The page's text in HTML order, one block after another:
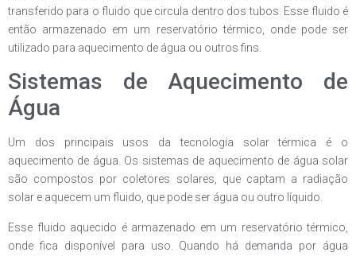
transferido para o fluido que circula dentro dos tubos. Esse fluido é
então armazenado em um reservatório térmico, onde pode ser
utilizado para aquecimento de água ou outros fins.
Sistemas de Aquecimento de
Água
Um dos principais usos da tecnologia solar térmica é o
aquecimento de água. Os sistemas de aquecimento de água solar
são compostos por coletores solares, que captam a radiação
solar e aquecem um fluido, que pode ser água ou outro líquido.
Esse fluido aquecido é armazenado em um reservatório térmico,
onde fica disponível para uso. Quando há demanda por água